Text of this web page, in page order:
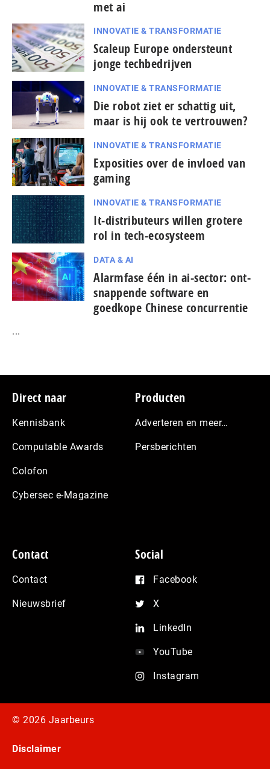
met ai
INNOVATIE & TRANSFORMATIE
Scaleup Europe ondersteunt
jonge techbedrijven
INNOVATIE & TRANSFORMATIE
Die robot ziet er schattig uit,
maar is hij ook te vertrouwen?
INNOVATIE & TRANSFORMATIE
Exposities over de invloed van
gaming
INNOVATIE & TRANSFORMATIE
It-dis­tri­bu­teurs willen grotere
rol in tech-ecosysteem
DATA & AI
Alarmfase één in ai-sector: ont­
snap­pen­de software en
goedkope Chinese con­cur­ren­tie
...
Footer
Direct naar
Kennisbank
Computable Awards
Colofon
Cybersec e-Magazine
Producten
Adverteren en meer…
Persberichten
Contact
Contact
Nieuwsbrief
Social
Facebook
X
LinkedIn
YouTube
Instagram
© 2026 Jaarbeurs
Disclaimer